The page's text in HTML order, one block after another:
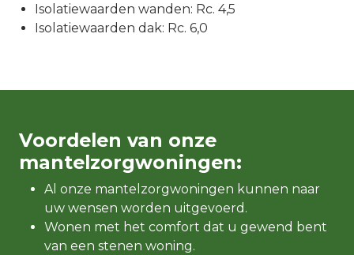
Isolatiewaarden wanden: Rc. 4,5
Isolatiewaarden dak: Rc. 6,0
Voordelen van onze
mantelzorgwoningen:
Al onze mantelzorgwoningen kunnen naar
uw wensen worden uitgevoerd.
Wonen met het comfort dat u gewend bent
van een stenen woning.